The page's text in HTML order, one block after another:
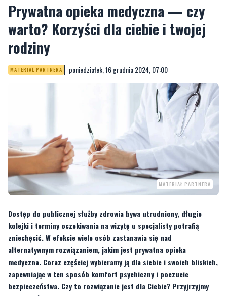
rodziny
MATERIAŁ PARTNERA poniedziałek, 16 grudnia 2024, 07:00
MATERIAŁ PARTNERA
Dostęp do publicznej służby zdrowia bywa utrudniony, długie
kolejki i terminy oczekiwania na wizytę u specjalisty potrafią
alternatywnym rozwiązaniem, jakim jest prywatna opieka
medyczna. Coraz częściej wybieramy ją dla siebie i swoich bliskich,
zapewniając w ten sposób komfort psychiczny i poczucie
bezpieczeństwa. Czy to rozwiązanie jest dla Ciebie? Przyjrzyjmy
się korzyściom, jakie oferuje.
Oszczędność czasu i wygoda
Zapomnij o długich kolejkach i wielotygodniowym oczekiwaniu na wizytę u